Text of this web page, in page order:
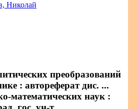
Николай
преобразований
: автореферат дис. ...
математических наук :